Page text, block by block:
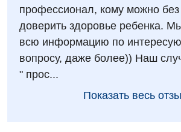
Неврология
Нейрохирургия
Онкологическое отделение
Ортопедия и травматология
профессионал, кому можно
доверить здоровье ребенка.
всю информацию по
вопросу, даже более)) Наш
" прос...
Показать весь